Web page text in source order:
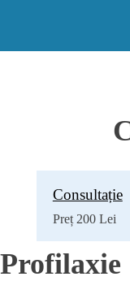
Consultație
Preț 200 Lei
Profilaxie